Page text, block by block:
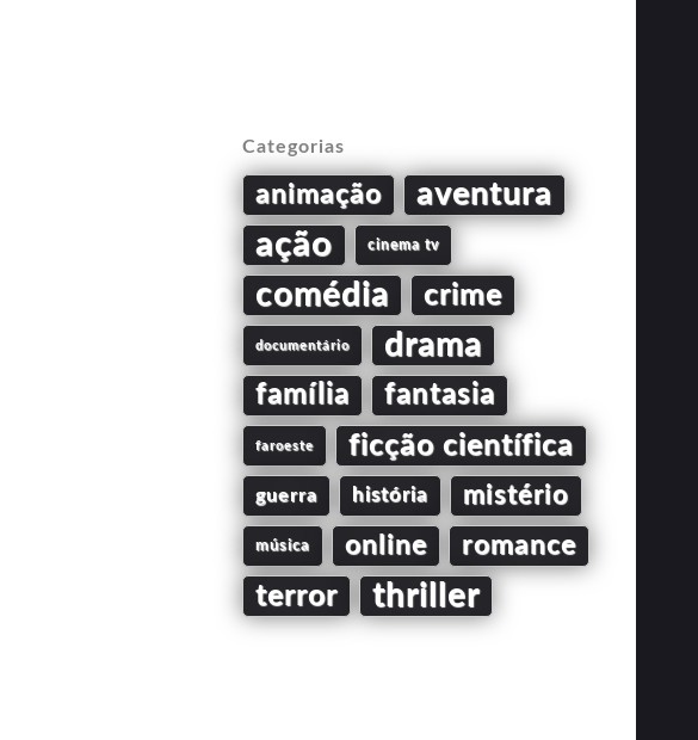
Categorias
animação aventura
ação cinema tv
comédia crime
documentário drama
família fantasia
faroeste ficção científica
guerra história mistério
música online romance
terror thriller